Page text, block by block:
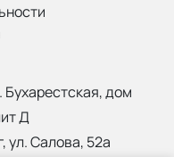
Бухарестская, дом
Д
ул. Салова, 52а